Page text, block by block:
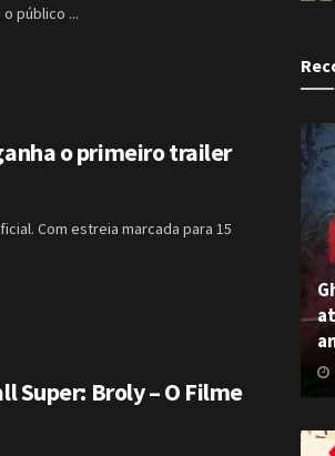
público ...
o primeiro trailer
Com estreia marcada para 15
Super: Broly – O Filme